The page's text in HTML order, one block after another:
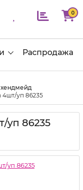
0
Распродажа
хендмейд
уп 86235
86235